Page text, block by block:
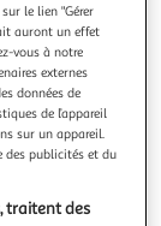
cm Matière :
?
le lien "Gérer
auront un effet
vous à notre
externes
données de
de l’appareil
sur un appareil.
des publicités et du
traitent des